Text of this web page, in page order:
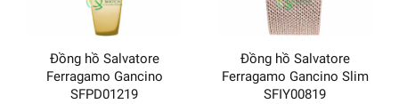
Đồng hồ Salvatore
Ferragamo Gancino
SFPD01219
Đồng hồ Salvatore
Ferragamo Gancino Slim
SFIY00819